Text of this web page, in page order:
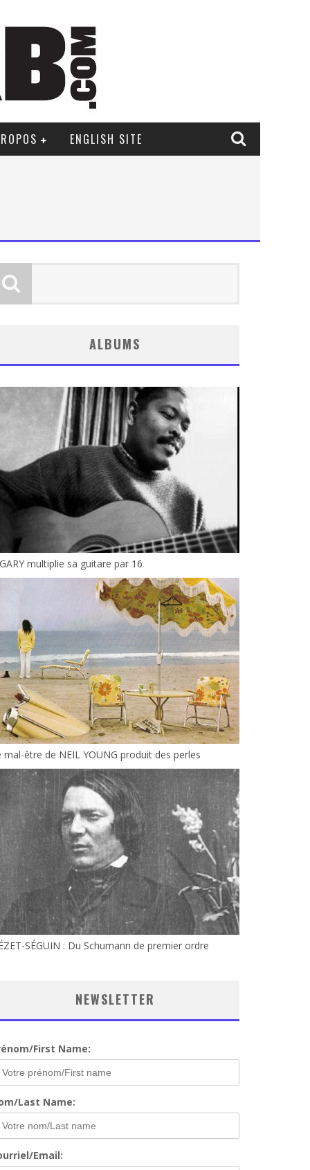
ENGLISH SITE
ALBUMS
multiplie sa guitare par 16
mal-être de NEIL YOUNG produit des perles
SÉGUIN : Du Schumann de premier ordre
NEWSLETTER
First Name:
Last Name:
Email: